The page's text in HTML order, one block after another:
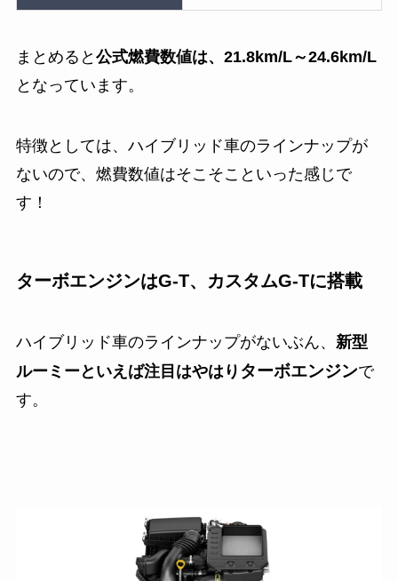
まとめると 公式燃費数値は、21.8km/L～24.6km/L
となっています。
特徴としては、ハイブリッド車のラインナップが
ないので、燃費数値はそこそこといった感じで
す！
ターボエンジンはG-T、カスタムG-Tに搭載
ハイブリッド車のラインナップがないぶん、 新型
ルーミーといえば注目はやはり ターボエンジンで
す。